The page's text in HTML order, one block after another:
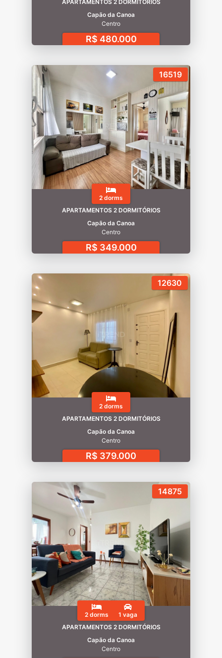
APARTAMENTOS 2 DORMITÓRIOS
Capão da Canoa
Centro
R$ 480.000
16519
2 dorms
APARTAMENTOS 2 DORMITÓRIOS
Capão da Canoa
Centro
R$ 349.000
12630
2 dorms
APARTAMENTOS 2 DORMITÓRIOS
Capão da Canoa
Centro
R$ 379.000
14875
2 dorms
1 vaga
APARTAMENTOS 2 DORMITÓRIOS
Capão da Canoa
Centro